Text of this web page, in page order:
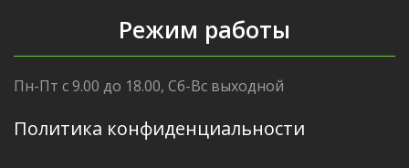
Режим работы
Пн-Пт с 9.00 до 18.00, Сб-Вс выходной
Политика конфиденциальности